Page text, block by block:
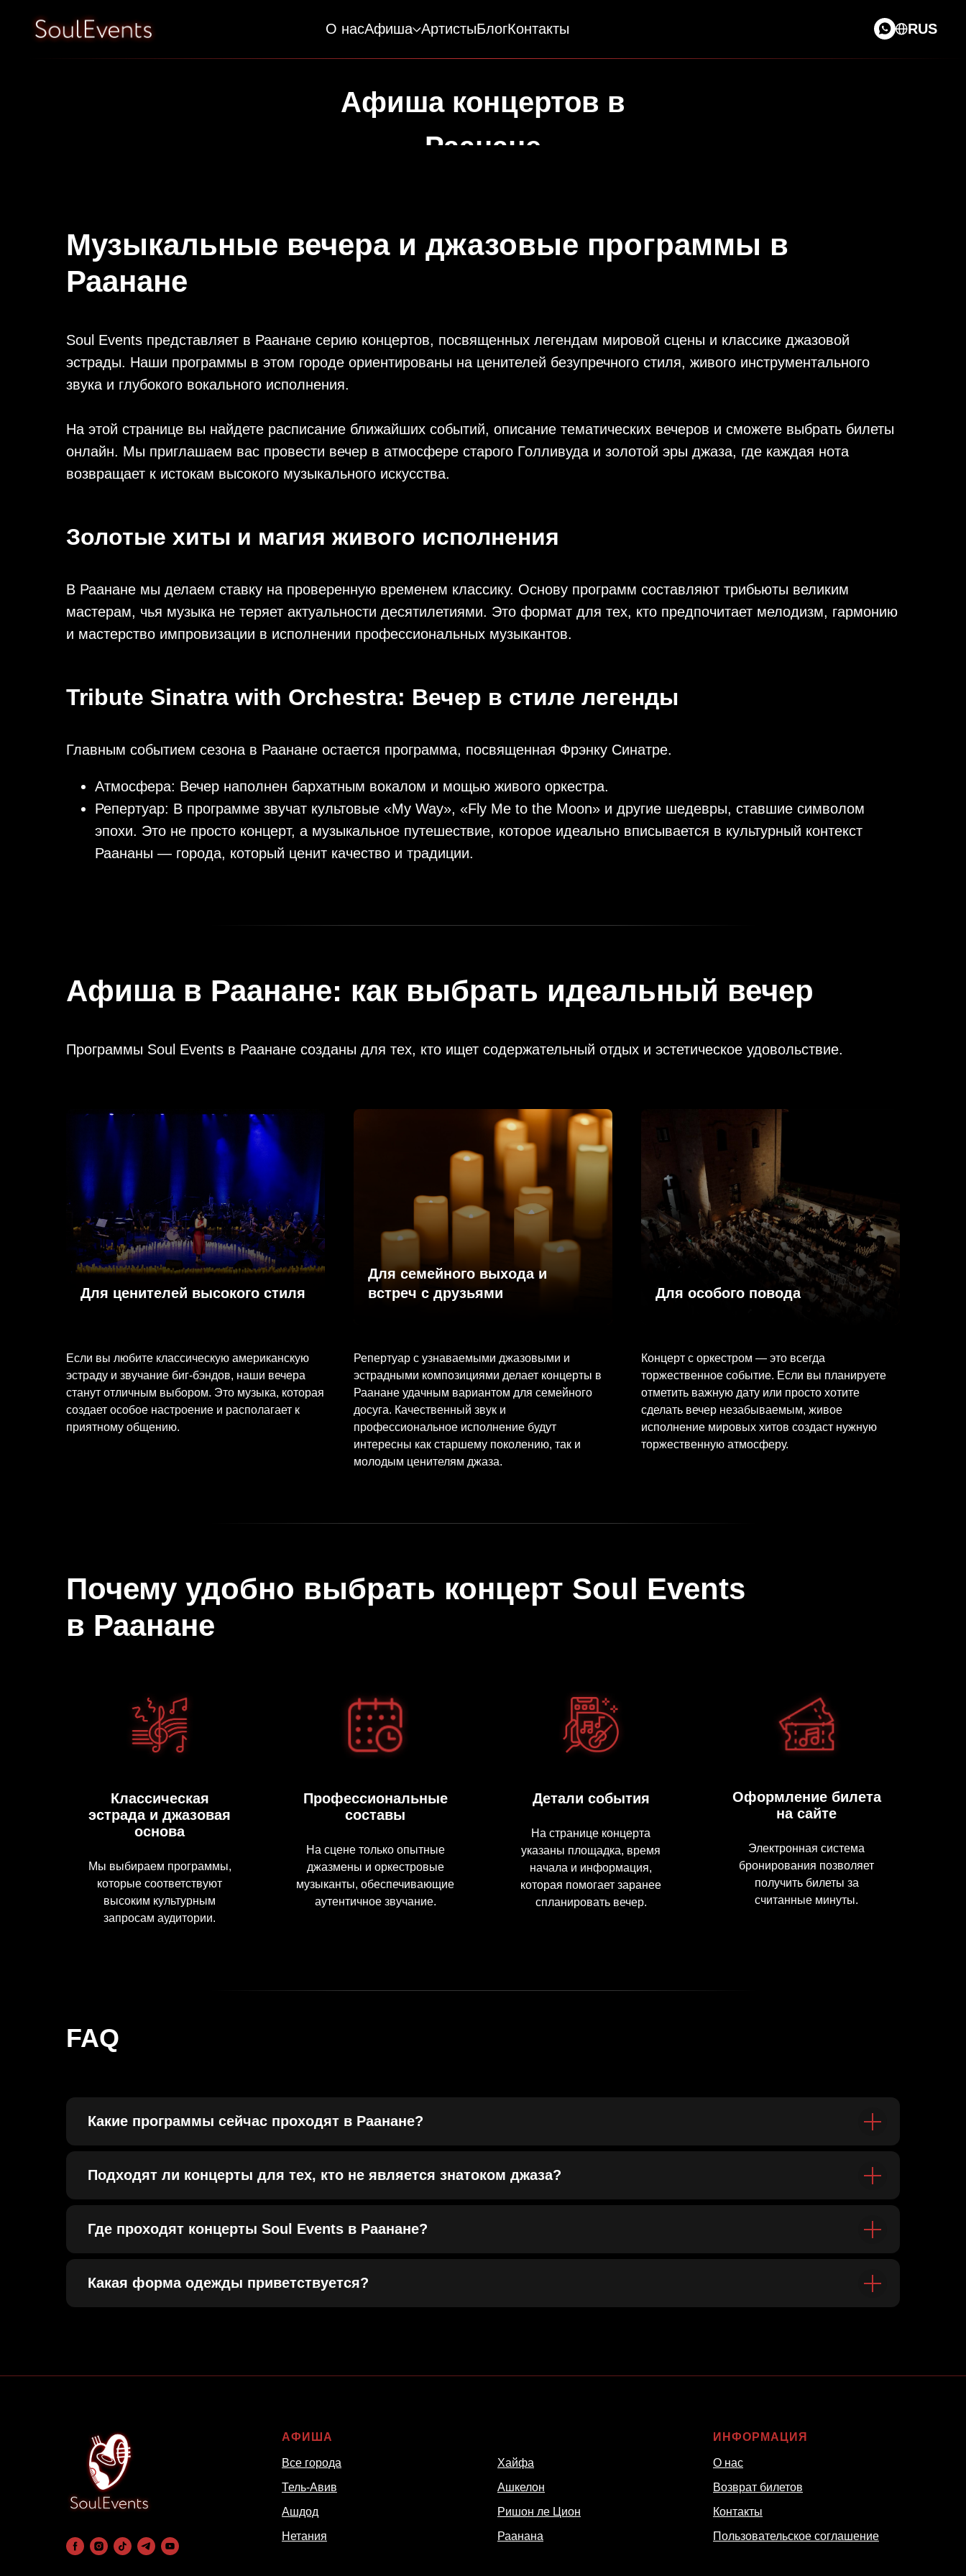
О насАфиша АртистыБлогКонтакты RUS
Афиша концертов в
Раанане
Музыкальные вечера и джазовые программы в
Раанане
Soul Events представляет в Раанане серию концертов, посвященных легендам мировой сцены и классике джазовой
эстрады. Наши программы в этом городе ориентированы на ценителей безупречного стиля, живого инструментального
звука и глубокого вокального исполнения.
На этой странице вы найдете расписание ближайших событий, описание тематических вечеров и сможете выбрать билеты
онлайн. Мы приглашаем вас провести вечер в атмосфере старого Голливуда и золотой эры джаза, где каждая нота
возвращает к истокам высокого музыкального искусства.
Золотые хиты и магия живого исполнения
В Раанане мы делаем ставку на проверенную временем классику. Основу программ составляют трибьюты великим
мастерам, чья музыка не теряет актуальности десятилетиями. Это формат для тех, кто предпочитает мелодизм, гармонию
и мастерство импровизации в исполнении профессиональных музыкантов.
Tribute Sinatra with Orchestra: Вечер в стиле легенды
Главным событием сезона в Раанане остается программа, посвященная Фрэнку Синатре.
Атмосфера: Вечер наполнен бархатным вокалом и мощью живого оркестра.
Репертуар: В программе звучат культовые «My Way», «Fly Me to the Moon» и другие шедевры, ставшие символом
эпохи. Это не просто концерт, а музыкальное путешествие, которое идеально вписывается в культурный контекст
Раананы — города, который ценит качество и традиции.
Афиша в Раанане: как выбрать идеальный вечер
Программы Soul Events в Раанане созданы для тех, кто ищет содержательный отдых и эстетическое удовольствие.
Для ценителей высокого стиля
Если вы любите классическую американскую
эстраду и звучание биг-бэндов, наши вечера
станут отличным выбором. Это музыка, которая
создает особое настроение и располагает к
приятному общению.
Для семейного выхода и
встреч с друзьями
Репертуар с узнаваемыми джазовыми и
эстрадными композициями делает концерты в
Раанане удачным вариантом для семейного
досуга. Качественный звук и
профессиональное исполнение будут
интересны как старшему поколению, так и
молодым ценителям джаза.
Для особого повода
Концерт с оркестром — это всегда
торжественное событие. Если вы планируете
отметить важную дату или просто хотите
сделать вечер незабываемым, живое
исполнение мировых хитов создаст нужную
торжественную атмосферу.
Почему удобно выбрать концерт Soul Events
в Раанане
Классическая
эстрада и джазовая
основа
Мы выбираем программы,
которые соответствуют
высоким культурным
запросам аудитории.
Профессиональные
составы
На сцене только опытные
джазмены и оркестровые
музыканты, обеспечивающие
аутентичное звучание.
Детали события
На странице концерта
указаны площадка, время
начала и информация,
которая помогает заранее
спланировать вечер.
Оформление билета
на сайте
Электронная система
бронирования позволяет
получить билеты за
считанные минуты.
FAQ
Какие программы сейчас проходят в Раанане?
Подходят ли концерты для тех, кто не является знатоком джаза?
Где проходят концерты Soul Events в Раанане?
Какая форма одежды приветствуется?
АФИША
Все города
Тель-Авив
Ашдод
Нетания
Хайфа
Ашкелон
Ришон ле Цион
Раанана
ИНФОРМАЦИЯ
О нас
Возврат билетов
Контакты
Пользовательское соглашение